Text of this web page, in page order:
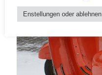
Enstellungen oder ablehnen